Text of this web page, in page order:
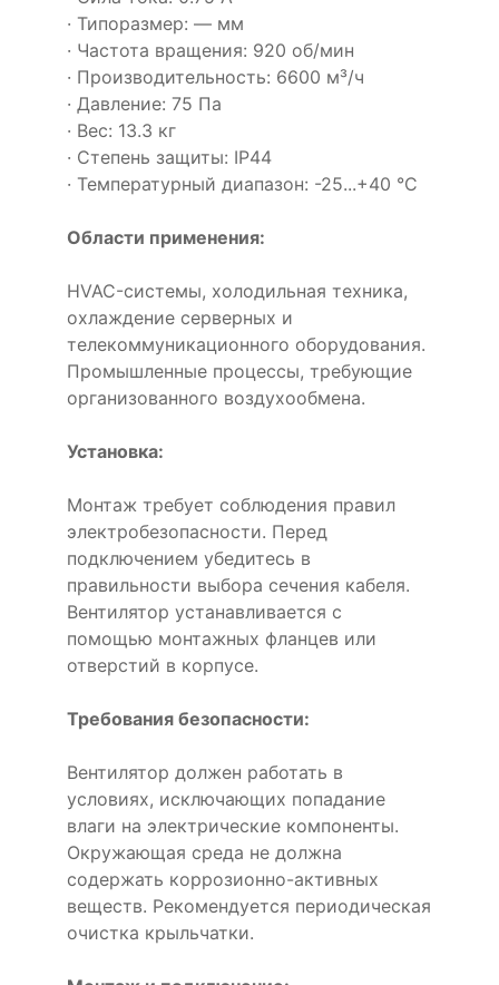
· Типоразмер: — мм
· Частота вращения: 920 об/мин
· Производительность: 6600 м³/ч
· Давление: 75 Па
· Вес: 13.3 кг
· Степень защиты: IP44
· Температурный диапазон: -25...+40 °C
Области применения:
HVAC-системы, холодильная техника,
охлаждение серверных и
телекоммуникационного оборудования.
Промышленные процессы, требующие
организованного воздухообмена.
Установка:
Монтаж требует соблюдения правил
электробезопасности. Перед
подключением убедитесь в
правильности выбора сечения кабеля.
Вентилятор устанавливается с
помощью монтажных фланцев или
отверстий в корпусе.
Требования безопасности:
Вентилятор должен работать в
условиях, исключающих попадание
влаги на электрические компоненты.
Окружающая среда не должна
содержать коррозионно-активных
веществ. Рекомендуется периодическая
очистка крыльчатки.